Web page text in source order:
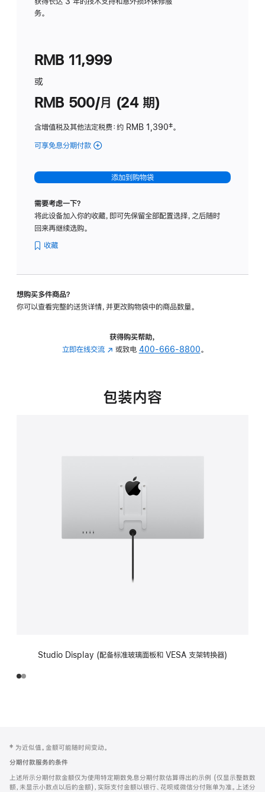
务。
RMB 11,999
或
RMB 500/月 (24 期)
含增值税及其他法定税费：约 RMB 1,390脚
‡。
可享免息分期付款 (Studio
-
标
璃
转
的
添加到购物袋
需要考虑一下？
将此设备加入你的收藏，即可先保留全部配置选择，之后随时
回来再继续选购。
收藏
想购买多件商品？
你可以查看完整的送货详情，并更改购物袋中的商品数量。
获得购买帮助，
立即在线交流 (在
中
或致电 400-666-8800。
包装内容
Studio Display (配备标准玻璃面板和 VESA 支架转换器)
页
页
脚
注
‡ 为近似值。金额可能随时间变动。
分期付款服务的条件
上述所示分期付款金额仅为使用特定期数免息分期付款估算得出的示例 (仅显示整数数
额，未显示小数点以后的金额)，实际支付金额以银行、花呗或微信分付账单为准。上述分